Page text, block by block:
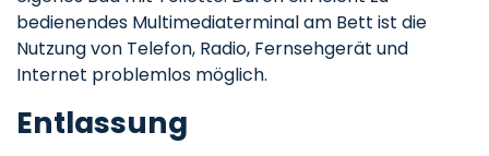
bedienendes Multimediaterminal am Bett ist die
Nutzung von Telefon, Radio, Fernsehgerät und
Internet problemlos möglich.
Entlassung